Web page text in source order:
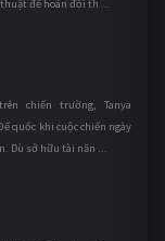
để hoán đổi th ...
chiến trường, Tanya
quốc khi cuộc chiến ngày
Dù sở hữu tài năn ...